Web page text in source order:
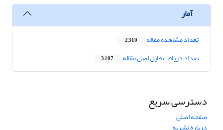
آمار
تعداد مشاهده مقاله 2,310
تعداد دریافت فایل اصل مقاله 3,107
دسترسی سریع
صفحه اصلی